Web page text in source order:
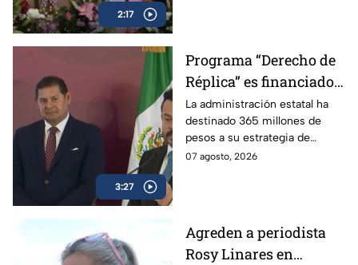
2:17
3:27
Programa “Derecho de
Réplica” es financiado
con dinero de los
poblanos, pero se usa
para atacar a la prensa
crítica
La administración estatal ha
destinado 365 millones de
pesos a su estrategia de
comunicación social, lo que
07 agosto, 2026
Agreden a periodista
Rosy Linares en